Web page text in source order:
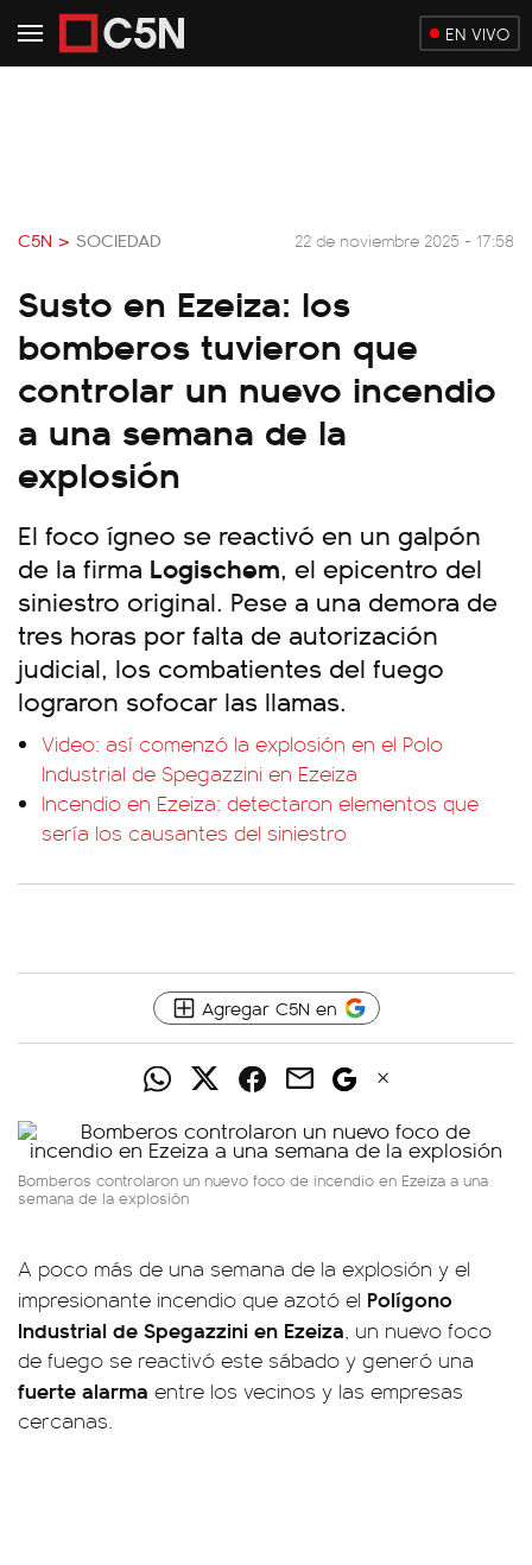
EN VIVO
C5N > SOCIEDAD 22 de noviembre 2025 - 17:58
Susto en Ezeiza: los
bomberos tuvieron que
controlar un nuevo incendio
a una semana de la
explosión
El foco ígneo se reactivó en un galpón
de la firma Logischem, el epicentro del
siniestro original. Pese a una demora de
tres horas por falta de autorización
judicial, los combatientes del fuego
lograron sofocar las llamas.
Video: así comenzó la explosión en el Polo
Industrial de Spegazzini en Ezeiza
Incendio en Ezeiza: detectaron elementos que
sería los causantes del siniestro
Agregar C5N en
Bomberos controlaron un nuevo foco de incendio en Ezeiza a una
semana de la explosión
A poco más de una semana de la explosión y el
impresionante incendio que azotó el Polígono
Industrial de Spegazzini en Ezeiza, un nuevo foco
de fuego se reactivó este sábado y generó una
fuerte alarma entre los vecinos y las empresas
cercanas.